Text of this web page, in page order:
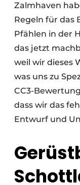
Zalmhaven
Regeln für das
Pfählen in der
das jetzt
weil wir dieses
was uns zu
CC3-
dass wir das
Entwurf und